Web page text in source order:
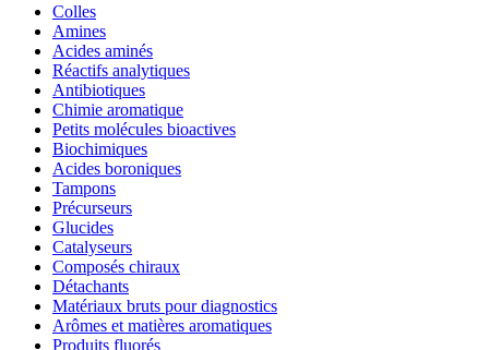
Colles
Amines
Acides aminés
Réactifs analytiques
Antibiotiques
Chimie aromatique
Petits molécules bioactives
Biochimiques
Acides boroniques
Tampons
Précurseurs
Glucides
Catalyseurs
Composés chiraux
Détachants
Matériaux bruts pour diagnostics
Arômes et matières aromatiques
Produits fluorés